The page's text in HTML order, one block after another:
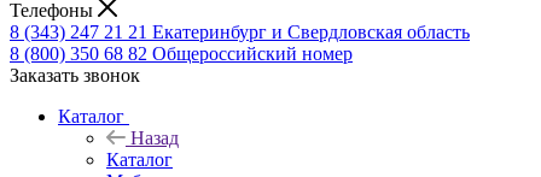
Телефоны
8 (343) 247 21 21 Екатеринбург и Свердловская область
8 (800) 350 68 82 Общероссийский номер
Заказать звонок
Каталог
Назад
Каталог